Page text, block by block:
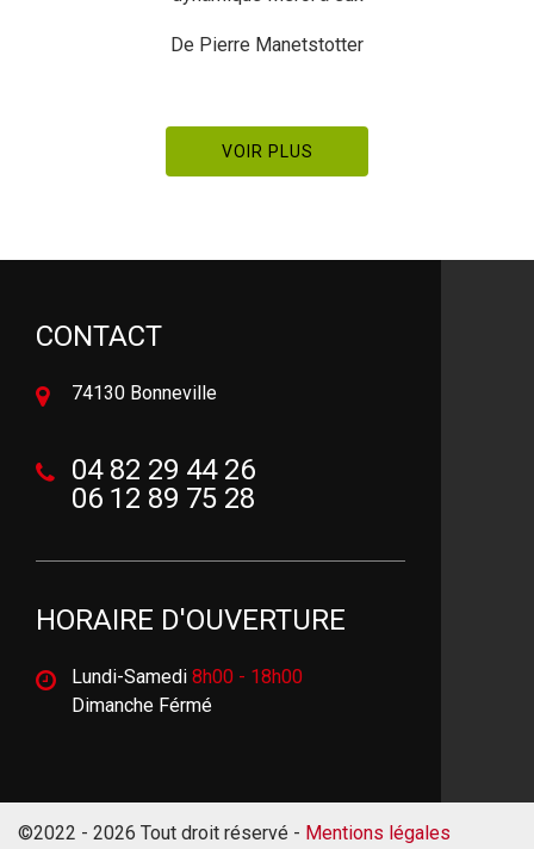
De Pierre Manetstotter
VOIR PLUS
CONTACT
74130 Bonneville
04 82 29 44 26
06 12 89 75 28
HORAIRE D'OUVERTURE
Lundi-Samedi 8h00 - 18h00
Dimanche Férmé
©2022 - 2026 Tout droit réservé - Mentions légales